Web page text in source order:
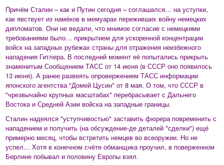
Причём Сталин – как и Путин сегодня – соглашался… на уступки,
как явствует из намёков в мемуарах переживших войну немецких
дипломатов. Они не ведали, что мнимое согласие с немецкими
требованиями было… прикрытием для ускоренной концентрации
войск на западных рубежах страны для отражения неизбежного
нападения Гитлера. В последний момент её попытались прикрыть
знаменитым Сообщением ТАСС от 14 июня (в СССР оно появилось
13 июня). А ранее развеять опровержением ТАСС информации
японского агентства "Домей Цусин" от 8 мая. О том, что СССР в
"чрезвычайно крупных масштабах" перебрасывает с Дальнего
Востока и Средней Азии войска на западные границы.
Сталин надеялся "уступчивостью" заставить фюрера повременить с
нападением и получить (на обсуждение-де деталей "сделки") ещё
примерно месяц, чтобы встретить немцев во всеоружии. Но не
успел… Хотя в конечном счёте обманщика проучил, в поверженном
Берлине побывал и половину Европы взял.